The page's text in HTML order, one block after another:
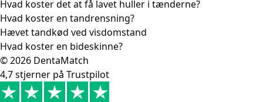
Hvad koster det at få lavet huller i tænderne?
Hvad koster en tandrensning?
Hævet tandkød ved visdomstand
Hvad koster en bideskinne?
© 2026 DentaMatch
4,7 stjerner på Trustpilot